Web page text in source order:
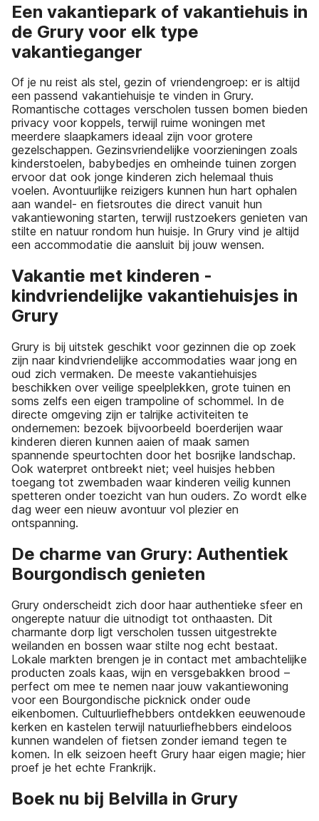
Een vakantiepark of vakantiehuis in
de Grury voor elk type
vakantieganger
Of je nu reist als stel, gezin of vriendengroep: er is altijd
een passend vakantiehuisje te vinden in Grury.
Romantische cottages verscholen tussen bomen bieden
privacy voor koppels, terwijl ruime woningen met
meerdere slaapkamers ideaal zijn voor grotere
gezelschappen. Gezinsvriendelijke voorzieningen zoals
kinderstoelen, babybedjes en omheinde tuinen zorgen
ervoor dat ook jonge kinderen zich helemaal thuis
voelen. Avontuurlijke reizigers kunnen hun hart ophalen
aan wandel- en fietsroutes die direct vanuit hun
vakantiewoning starten, terwijl rustzoekers genieten van
stilte en natuur rondom hun huisje. In Grury vind je altijd
een accommodatie die aansluit bij jouw wensen.
Vakantie met kinderen -
kindvriendelijke vakantiehuisjes in
Grury
Grury is bij uitstek geschikt voor gezinnen die op zoek
zijn naar kindvriendelijke accommodaties waar jong en
oud zich vermaken. De meeste vakantiehuisjes
beschikken over veilige speelplekken, grote tuinen en
soms zelfs een eigen trampoline of schommel. In de
directe omgeving zijn er talrijke activiteiten te
ondernemen: bezoek bijvoorbeeld boerderijen waar
kinderen dieren kunnen aaien of maak samen
spannende speurtochten door het bosrijke landschap.
Ook waterpret ontbreekt niet; veel huisjes hebben
toegang tot zwembaden waar kinderen veilig kunnen
spetteren onder toezicht van hun ouders. Zo wordt elke
dag weer een nieuw avontuur vol plezier en
ontspanning.
De charme van Grury: Authentiek
Bourgondisch genieten
Grury onderscheidt zich door haar authentieke sfeer en
ongerepte natuur die uitnodigt tot onthaasten. Dit
charmante dorp ligt verscholen tussen uitgestrekte
weilanden en bossen waar stilte nog echt bestaat.
Lokale markten brengen je in contact met ambachtelijke
producten zoals kaas, wijn en versgebakken brood –
perfect om mee te nemen naar jouw vakantiewoning
voor een Bourgondische picknick onder oude
eikenbomen. Cultuurliefhebbers ontdekken eeuwenoude
kerken en kastelen terwijl natuurliefhebbers eindeloos
kunnen wandelen of fietsen zonder iemand tegen te
komen. In elk seizoen heeft Grury haar eigen magie; hier
proef je het echte Frankrijk.
Boek nu bij Belvilla in Grury